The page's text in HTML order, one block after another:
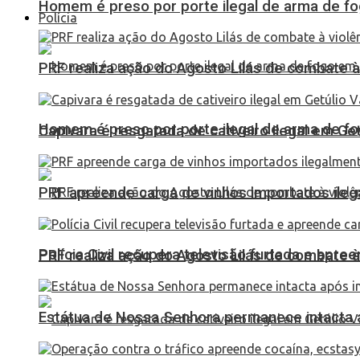
Polícia
Homem é preso por porte ilegal de arma de
PRF realiza ação do Agosto Lilás de combate
Homem é preso por porte ilegal de arma de
PRF realiza ação do Agosto Lilás de combate
Capivara é resgatada de cativeiro ilegal em
PRF apreende carga de vinhos importados
Polícia Civil recupera televisão furtada e
Estátua de Nossa Senhora permanece